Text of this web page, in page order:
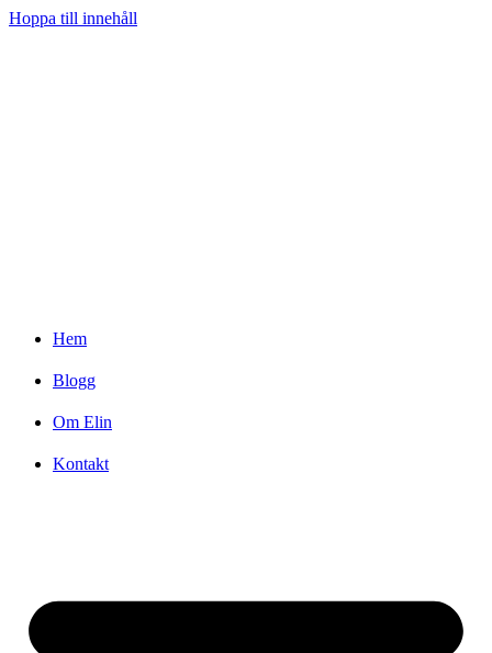
Hoppa till innehåll
Hem
Blogg
Om Elin
Kontakt